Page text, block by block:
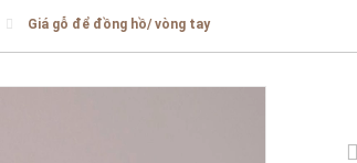
Giá gỗ để đồng hồ/ vòng tay